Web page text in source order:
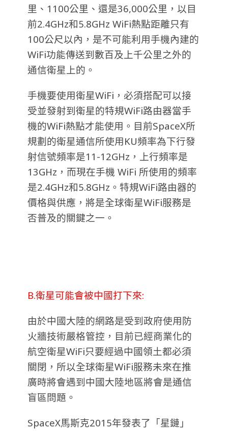
里、1100公里、還是36,000公里，以目
前2.4GHz和5.8GHz WiFi熱點距離只有
100公尺以內，是不可能利用手機內建的
WiFi功能傳送到數百及上千公里之外的
通信衛星上的。
手機要使用衛星WiFi，必須搭配可以接
受並發射到衛星的特規WiFi路由器當手
機的WiFi熱點才能使用。目前SpaceX所
規劃的衛星通信所使用KU頻率為下行發
射信號頻率是11-12GHz，上行頻率是
13GHz，而現在手機 WiFi 所使用的頻率
是2.4GHz和5.8GHz。特規WiFi路由器的
價格與供應，將是全球衛星WiFi服務是
否普及的關鍵之一。
B.衛星可能會被中國打下來:
由於中國大陸的網路是受到政府使用防
火牆技術嚴格管控，目前已經商業化的
航空衛星WiFi只要經過中國領土都必須
關閉，所以全球衛星WiFi服務未來在推
廣時將會遇到中國大陸地區將會是通信
盲區問題。
SpaceX馬斯克2015年發表了「星鏈」